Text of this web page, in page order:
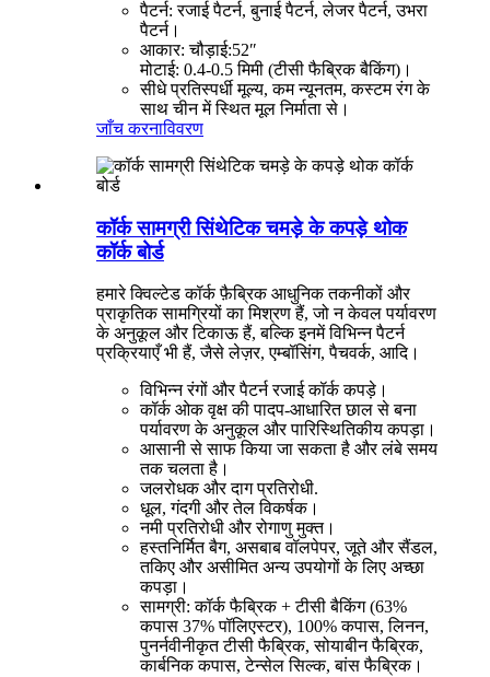
पैटर्न: रजाई पैटर्न, बुनाई पैटर्न, लेजर पैटर्न, उभरा
पैटर्न।
आकार: चौड़ाई:52″
मोटाई: 0.4-0.5 मिमी (टीसी फैब्रिक बैकिंग)।
सीधे प्रतिस्पर्धी मूल्य, कम न्यूनतम, कस्टम रंग के
साथ चीन में स्थित मूल निर्माता से।
जाँच करनाविवरण
कॉर्क सामग्री सिंथेटिक चमड़े के कपड़े थोक
कॉर्क बोर्ड
हमारे क्विल्टेड कॉर्क फ़ैब्रिक आधुनिक तकनीकों और
प्राकृतिक सामग्रियों का मिश्रण हैं, जो न केवल पर्यावरण
के अनुकूल और टिकाऊ हैं, बल्कि इनमें विभिन्न पैटर्न
प्रक्रियाएँ भी हैं, जैसे लेज़र, एम्बॉसिंग, पैचवर्क, आदि।
विभिन्न रंगों और पैटर्न रजाई कॉर्क कपड़े।
कॉर्क ओक वृक्ष की पादप-आधारित छाल से बना
पर्यावरण के अनुकूल और पारिस्थितिकीय कपड़ा।
आसानी से साफ किया जा सकता है और लंबे समय
तक चलता है।
जलरोधक और दाग प्रतिरोधी.
धूल, गंदगी और तेल विकर्षक।
नमी प्रतिरोधी और रोगाणु मुक्त।
हस्तनिर्मित बैग, असबाब वॉलपेपर, जूते और सैंडल,
तकिए और असीमित अन्य उपयोगों के लिए अच्छा
कपड़ा।
सामग्री: कॉर्क फैब्रिक + टीसी बैकिंग (63%
कपास 37% पॉलिएस्टर), 100% कपास, लिनन,
पुनर्नवीनीकृत टीसी फैब्रिक, सोयाबीन फैब्रिक,
कार्बनिक कपास, टेन्सेल सिल्क, बांस फैब्रिक।